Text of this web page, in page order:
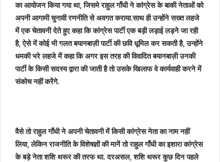
का आयोजन किया गया था, जिसमे राहुल गाँधी ने कांग्रेस के बाकी नेताओं को
अपनी आगामी चुनावी रणनीति से अवगत कराया.साथ ही उन्होंने सख्त लहजे
में एक चेतावनी देते हुए कहा कि कांग्रेस पार्टी एक बड़ी लड़ाई लड़ने जा रही
है, ऐसे में कोई भी गलत बयानबाज़ी पार्टी की छवि धूमिल कर सकती है, उन्होंने
धमकी भरे लहजे में कहा कि अगर इस तरह की विवादित बयानबाज़ी उनकी
पार्टी के किसी सदस्य द्वारा की जाती है तो उसके खिलाफ वे कार्यवाही करने में
संकोच नहीं करेंगे.
वैसे तो राहुल गाँधी ने अपनी चेतावनी में किसी कांग्रेस नेता का नाम नहीं
लिया, लेकिन राजनीति के विशेषज्ञों की मानें तो राहुल गाँधी का इशारा कांग्रेस
के बड़े नेता शशि थरूर की तरफ था. दरअसल, शशि थरूर कुछ दिन पहले